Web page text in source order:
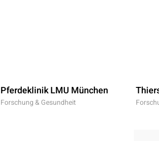
Pferdeklinik LMU München
Forschung & Gesundheit